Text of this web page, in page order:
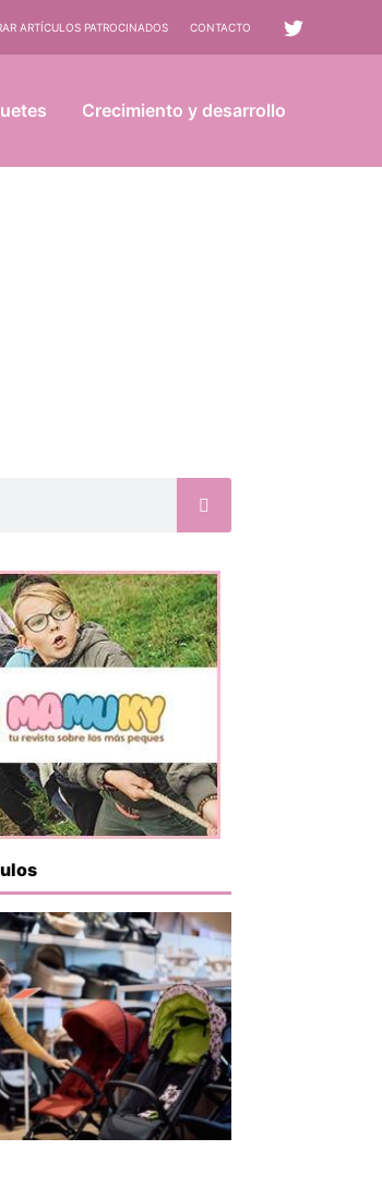
ARTÍCULOS PATROCINADOS CONTACTO
Crecimiento y desarrollo